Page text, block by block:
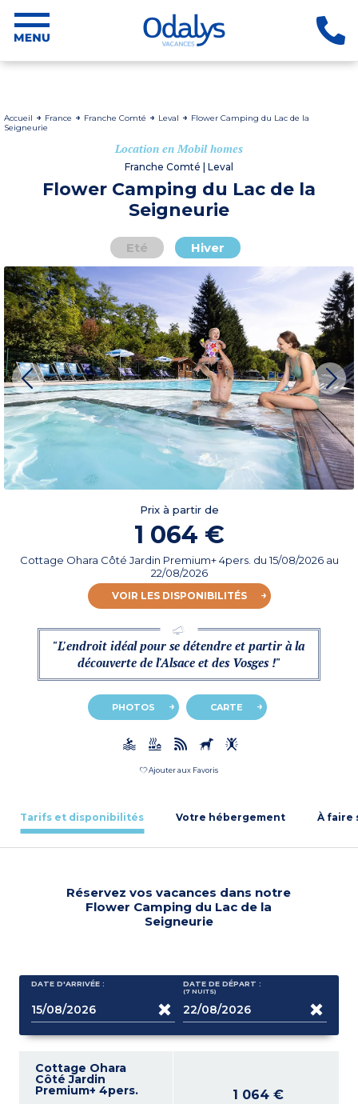
Accueil France Franche Comté Leval
Flower Camping du Lac de la
Seigneurie
Location en Mobil homes
Franche Comté | Leval
Flower Camping du Lac de la
Seigneurie
Eté Hiver
Prix à partir de
1 064 €
Cottage Ohara Côté Jardin Premium+ 4pers. du15/08/2026au
22/08/2026
VOIR LES DISPONIBILITÉS
"L'endroit idéal pour se détendre et partir à la
découverte de l'Alsace et des Vosges !"
PHOTOS CARTE
Ajouter aux Favoris
Tarifs et disponibilités Votre hébergement À faire
Réservez vos vacances dans notre
Flower Camping du Lac de la
Seigneurie
DATE D'ARRIVÉE : DATE DE DÉPART :
(7 NUITS)
Cottage Ohara
Côté Jardin
Premium+ 4pers. 1 064 €